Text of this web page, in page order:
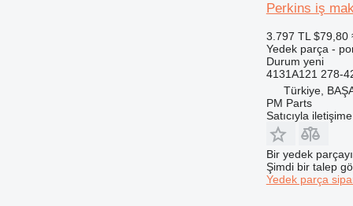
Perkins iş
3.797 TL $79,80
Yedek parça -
Durum yeni
4131A121 278-
Türkiye,
PM Parts
Satıcıyla
Bir yedek
Şimdi bir talep
Yedek parça